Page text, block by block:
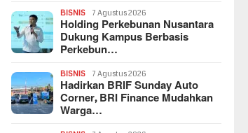
BISNIS 7 Agustus 2026
Holding Perkebunan Nusantara
Dukung Kampus Berbasis
Perkebun…
BISNIS 7 Agustus 2026
Hadirkan BRIF Sunday Auto
Corner, BRI Finance Mudahkan
Warga…